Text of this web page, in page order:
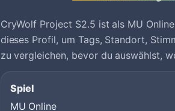
CryWolf Project S2.5 ist als MU
dieses Profil, um Tags, Standort,
zu vergleichen, bevor du auswählst,
Spiel
MU Online